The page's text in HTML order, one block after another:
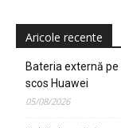
Aricole recente
Bateria externă
scos Huawei
05/08/2026